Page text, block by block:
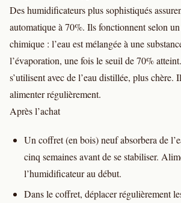
Des humidificateurs plus sophistiqués
automatique à 70%. Ils fonctionnent selon
chimique : l’eau est mélangée à une
l’évaporation, une fois le seuil de 70%
s’utilisent avec de l’eau distillée, plus chère.
alimenter régulièrement.
Après l’achat
Un coffret (en bois) neuf absorbera de
cinq semaines avant de se stabiliser.
l’humidificateur au début.
Dans le coffret, déplacer régulièrement